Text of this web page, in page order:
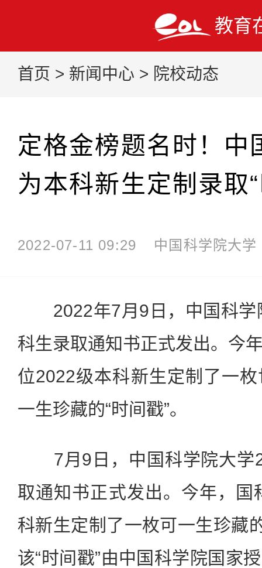
教育
首页 > 新闻中心 > 院校动态
定格金榜题名时！中
为本科新生定制录取
2022-07-11 09:29 中国科学院大学
2022年7月9日，中国科学
科生录取通知书正式发出。今
位2022级本科新生定制了一
一生珍藏的“时间戳”。
7月9日，中国科学院大学
取通知书正式发出。今年，国
科新生定制了一枚可一生珍藏
该“时间戳”由中国科学院国家